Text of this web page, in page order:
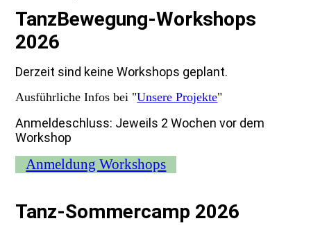
TanzBewegung-Workshops
2026
Derzeit sind keine Workshops geplant.
Ausführliche Infos bei "Unsere Projekte"
Anmeldeschluss: Jeweils 2 Wochen vor dem
Workshop
Anmeldung Workshops
Tanz-Sommercamp 2026